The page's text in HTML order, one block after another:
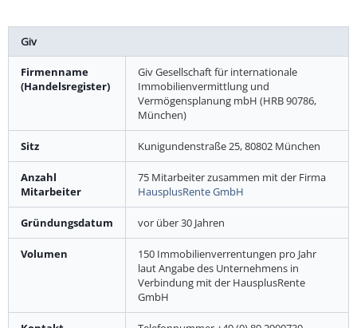
Giv
Firmenname
(Handelsregister)
Giv Gesellschaft für internationale
Immobilienvermittlung und
Vermögensplanung mbH (HRB 90786,
München)
Sitz Kunigundenstraße 25, 80802 München
Anzahl
Mitarbeiter
75 Mitarbeiter zusammen mit der Firma
HausplusRente GmbH
Gründungsdatum vor über 30 Jahren
Volumen
150 Immobilienverrentungen pro Jahr
laut Angabe des Unternehmens in
Verbindung mit der HausplusRente
GmbH